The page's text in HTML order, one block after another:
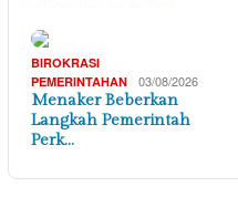
BIROKRASI
PEMERINTAHAN
03/08/2026
Menaker Beberkan
Langkah Pemerintah
Perk…